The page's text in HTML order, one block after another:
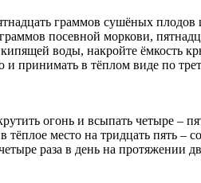
граммов сушёных плодов
посевной моркови,
воды, накройте ёмкость
и принимать в тёплом виде по
огонь и всыпать четыре –
место на тридцать пять –
раза в день на протяжении